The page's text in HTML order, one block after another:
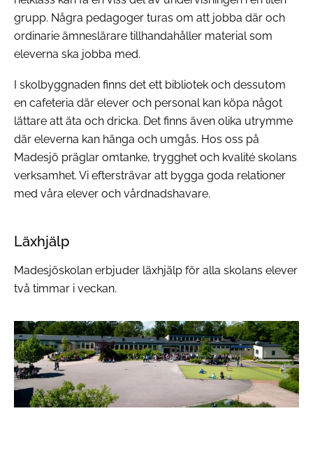
grupp. Några pedagoger turas om att jobba där och
ordinarie ämneslärare tillhandahåller material som
eleverna ska jobba med.
I skolbyggnaden finns det ett bibliotek och dessutom
en cafeteria där elever och personal kan köpa något
lättare att äta och dricka. Det finns även olika utrymme
där eleverna kan hänga och umgås. Hos oss på
Madesjö präglar omtanke, trygghet och kvalité skolans
verksamhet. Vi eftersträvar att bygga goda relationer
med våra elever och vårdnadshavare.
Läxhjälp
Madesjöskolan erbjuder läxhjälp för alla skolans elever
två timmar i veckan.